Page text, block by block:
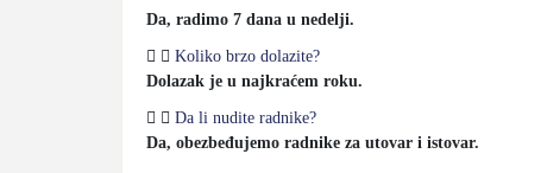
Da, radimo 7 dana u nedelji.
Koliko brzo dolazite?
Dolazak je u najkraćem roku.
Da li nudite radnike?
Da, obezbeđujemo radnike za utovar i istovar.